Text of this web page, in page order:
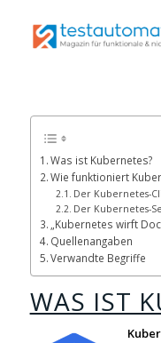
Was ist Kubernetes?
Wie funktioniert
Der Kubernetes-
Der Kubernetes-
„Kubernetes wirft
Quellenangaben
Verwandte Begriffe
WAS IST